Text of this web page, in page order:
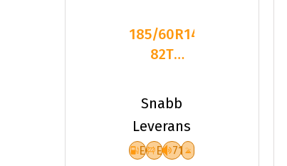
185/60R14
82T
SW618
EEB71
PCRW
Snabb
Leverans
E E 71